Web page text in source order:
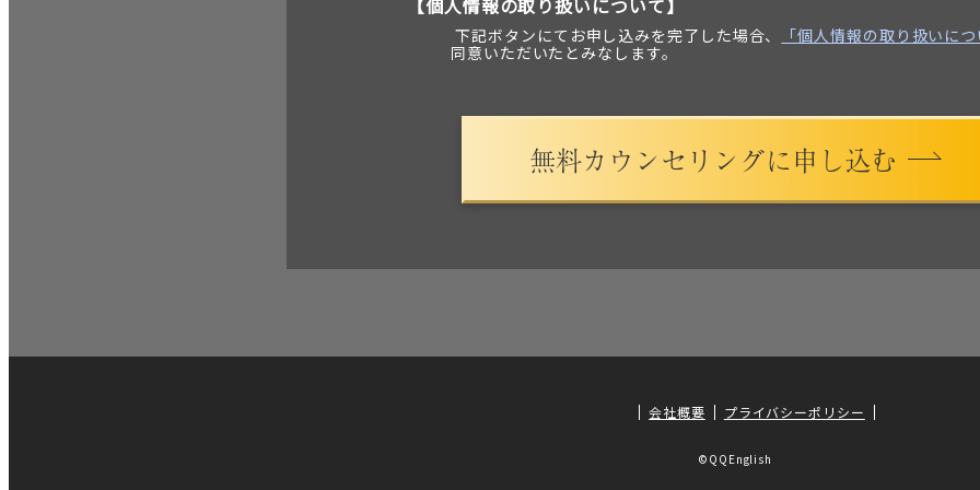
【個人情報の取り扱いについて】
下記ボタンにてお申し込みを完了した場合、 「個人情報の取り扱いにつ
同意いただいたとみなします。
無料カウンセリングに申し込む
会社概要 プライバシーポリシー
©QQEnglish